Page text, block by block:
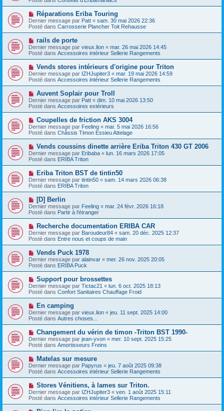
g
e
m
e
s
a
g
v
e
a
u
m
e
s
s
a
g
e
N
o
u
v
a
u
m
e
s
s
a
g
Réparations Eriba Touring
Dernier message par Patt « sam. 30 mai 2026 22:36
Posté dans Carrosserie Plancher Toit Rehausse
N
o
u
v
e
u
m
e
s
s
a
g
e
rails de porte
Dernier message par vieux.lion « mar. 26 mai 2026 14:45
Posté dans Accessoires intérieur Sellerie Rangements
N
o
u
v
a
u
m
e
s
s
a
g
e
Vends stores intérieurs d'origine pour Triton
Dernier message par IZHJupiter3 « mar. 19 mai 2026 14:59
Posté dans Accessoires intérieur Sellerie Rangements
N
o
u
v
a
u
m
e
s
s
a
g
e
Auvent Soplair pour Troll
Dernier message par Patt « dim. 10 mai 2026 13:50
Posté dans Accessoires extérieurs
N
o
u
v
e
u
m
e
s
a
g
e
Coupelles de friction AKS 3004
Dernier message par Feeling « mar. 5 mai 2026 16:56
Posté dans Châssis Timon Essieu Attelage
N
o
u
v
e
a
u
m
e
s
a
g
e
Vends coussins dinette arrière Eriba Triton 430 GT 2006
Dernier message par Eribaba « lun. 16 mars 2026 17:05
Posté dans ERIBA Triton
N
o
u
v
e
u
m
e
s
a
g
e
Eriba Triton BST de tintin50
Dernier message par tintin50 « sam. 14 mars 2026 06:38
Posté dans ERIBA Triton
N
o
u
v
e
a
u
m
e
s
s
a
g
e
[D] Berlin
Dernier message par Feeling « mar. 24 févr. 2026 16:18
Posté dans Partir à l'étranger
N
o
u
v
e
u
m
e
s
s
a
g
e
Recherche documentation ERIBA CAR
Dernier message par Baroudeur84 « sam. 20 déc. 2025 12:37
Posté dans Entre nous et coups de main
N
o
u
v
e
a
u
m
e
s
a
g
e
Vends Puck 1978
Dernier message par alainvar « mer. 26 nov. 2025 20:05
Posté dans ERIBA Puck
N
o
u
v
e
a
u
m
e
s
s
a
g
e
Support pour brossettes
Dernier message par Tictac21 « lun. 6 oct. 2025 18:13
Posté dans Confort Sanitaires Chauffage Froid
N
o
u
v
a
u
m
e
s
a
g
e
En camping
Dernier message par vieux.lion « jeu. 11 sept. 2025 14:00
Posté dans Autres choses...
N
o
u
v
e
a
u
m
e
s
s
a
g
e
Changement du vérin de timon -Triton BST 1990-
Dernier message par jean-yvon « mer. 10 sept. 2025 15:25
Posté dans Amortisseurs Freins
N
o
u
v
e
a
u
m
e
Matelas sur mesure
Dernier message par Papyrus « jeu. 7 août 2025 09:38
Posté dans Accessoires intérieur Sellerie Rangements
N
o
u
v
e
Stores Vénitiens, à lames sur Triton.
Dernier message par IZHJupiter3 « ven. 1 août 2025 15:11
Posté dans Accessoires intérieur Sellerie Rangements